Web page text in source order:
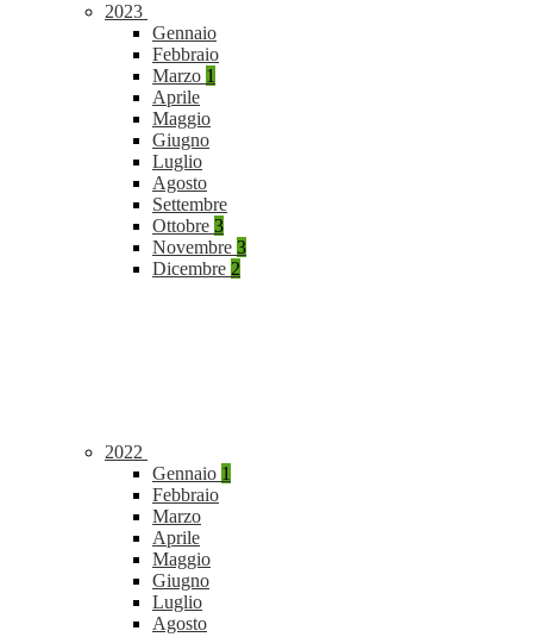
2023
Gennaio
Febbraio
Marzo 1
Aprile
Maggio
Giugno
Luglio
Agosto
Settembre
Ottobre 3
Novembre 3
Dicembre 2
2022
Gennaio 1
Febbraio
Marzo
Aprile
Maggio
Giugno
Luglio
Agosto